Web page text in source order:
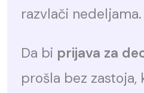
razvlači nedeljama.
Da bi prijava za
prošla bez